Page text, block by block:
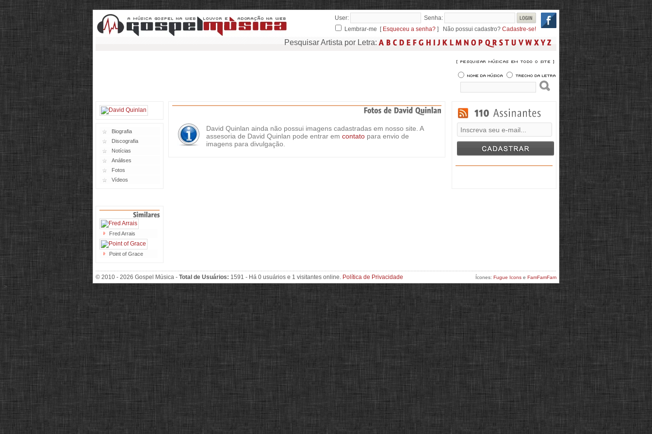
User:
Senha:
Lembrar-me [ Esqueceu a senha? ] Não possui cadastro? Cadastre-se!
Pesquisar Artista por Letra:
Biografia
Discografia
Notícias
Análises
Fotos
Vídeos
Fred Arrais
Point of Grace
David Quinlan ainda não possui imagens cadastradas em nosso site. A
assesoria de David Quinlan pode entrar em contato para envio de
imagens para divulgação.
© 2010 - 2026 Gospel Música - Total de Usuários: 1591 - Há 0 usuários e 1 visitantes online. Política de Privacidade Ícones: Fugue Icons e FamFamFam
>